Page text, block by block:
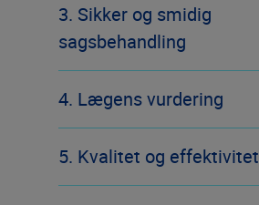
3. Sikker og smidig
sagsbehandling
4. Lægens vurdering
5. Kvalitet og effektivitet